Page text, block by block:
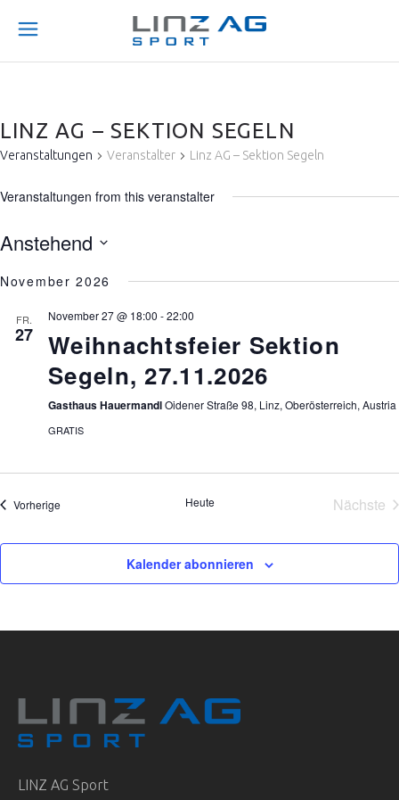
LINZ AG – SEKTION SEGELN
Veranstaltungen Veranstalter Linz AG – Sektion Segeln
Veranstaltungen from this veranstalter
Anstehend
wählen.
November 2026
FR.
27
November 27 @ 18:00 -22:00
Weihnachtsfeier Sektion
Segeln, 27.11.2026
Gasthaus HauermandlOidener Straße 98, Linz, Oberösterreich, Austria
GRATIS
Vorherige Heute
Nächste
Kalender abonnieren
LINZ AG Sport